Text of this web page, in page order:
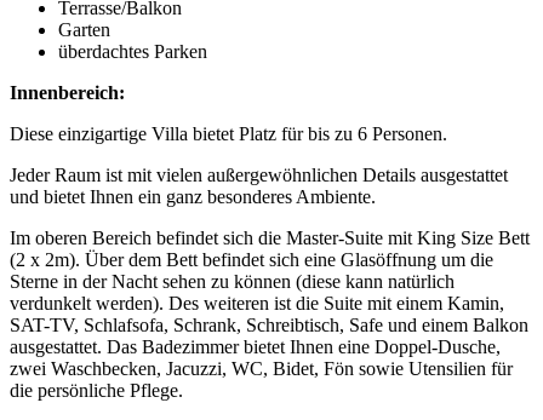
Terrasse/Balkon
Garten
überdachtes Parken
Innenbereich:
Diese einzigartige Villa bietet Platz für bis zu 6 Personen.
Jeder Raum ist mit vielen außergewöhnlichen Details ausgestattet
und bietet Ihnen ein ganz besonderes Ambiente.
Im oberen Bereich befindet sich die Master-Suite mit King Size Bett
(2 x 2m). Über dem Bett befindet sich eine Glasöffnung um die
Sterne in der Nacht sehen zu können (diese kann natürlich
verdunkelt werden). Des weiteren ist die Suite mit einem Kamin,
SAT-TV, Schlafsofa, Schrank, Schreibtisch, Safe und einem Balkon
ausgestattet. Das Badezimmer bietet Ihnen eine Doppel-Dusche,
zwei Waschbecken, Jacuzzi, WC, Bidet, Fön sowie Utensilien für
die persönliche Pflege.